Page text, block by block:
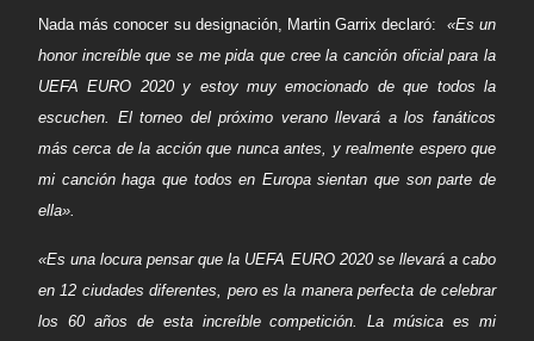
Nada más conocer su designación, Martin Garrix declaró: «Es un
honor increíble que se me pida que cree la canción oficial para la
UEFA EURO 2020 y estoy muy emocionado de que todos la
escuchen. El torneo del próximo verano llevará a los fanáticos
más cerca de la acción que nunca antes, y realmente espero que
mi canción haga que todos en Europa sientan que son parte de
ella».
«Es una locura pensar que la UEFA EURO 2020 se llevará a cabo
en 12 ciudades diferentes, pero es la manera perfecta de celebrar
los 60 años de esta increíble competición. La música es mi